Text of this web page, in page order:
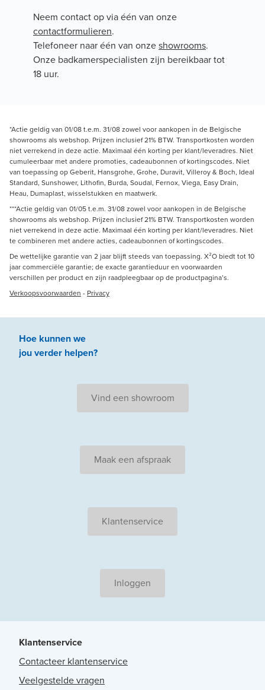
Neem contact op via één van onze
contactformulieren.
Telefoneer naar één van onzeshowrooms.
Onze badkamerspecialisten zijn bereikbaar tot
18 uur.
*Actie geldig van 01/08 t.e.m. 31/08 zowel voor aankopen in de Belgische
showrooms als webshop. Prijzen inclusief 21% BTW. Transportkosten worden
niet verrekend in deze actie. Maximaal één korting per klant/leveradres. Niet
cumuleerbaar met andere promoties, cadeaubonnen of kortingscodes. Niet
van toepassing op Geberit, Hansgrohe, Grohe, Duravit, Villeroy & Boch, Ideal
Standard, Sunshower, Lithofin, Burda, Soudal, Fernox, Viega, Easy Drain,
Heau, Dumaplast, wisselstukken en maatwerk.
***Actie geldig van 01/05 t.e.m. 31/08 zowel voor aankopen in de Belgische
showrooms als webshop. Prijzen inclusief 21% BTW. Transportkosten worden
niet verrekend in deze actie. Maximaal één korting per klant/leveradres. Niet
te combineren met andere acties, cadeaubonnen of kortingscodes.
De wettelijke garantie van 2 jaar blijft steeds van toepassing. X²O biedt tot 10
jaar commerciële garantie; de exacte garantieduur en voorwaarden
verschillen per product en zijn raadpleegbaar op de productpagina’s.
Verkoopsvoorwaarden - Privacy
Hoe kunnen we
jouverder helpen?
Vind een showroom
Maak een afspraak
Klantenservice
Inloggen
Klantenservice
Contacteer klantenservice
Veelgestelde vragen